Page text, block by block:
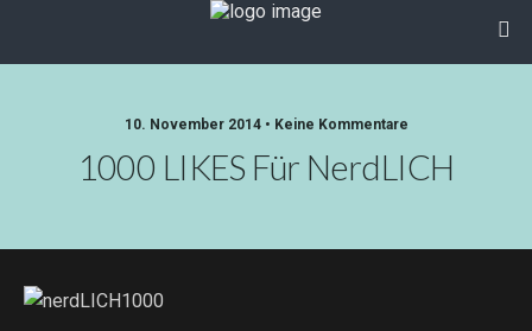
10. November 2014 • Keine Kommentare
1000 LIKES Für NerdLICH